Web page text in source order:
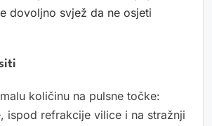
dovoljno svjež da ne osjeti
količinu na pulsne točke:
ispod refrakcije vilice i na stražnji